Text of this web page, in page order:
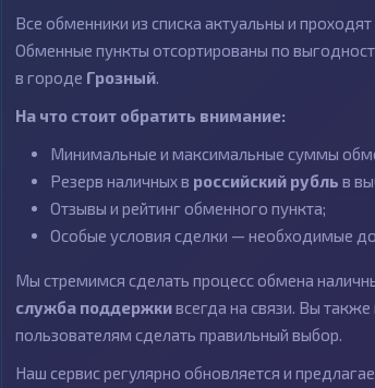
Все обменники из списка актуальны и
Обменные пункты отсортированы по
в городе Грозный.
На что стоит обратить внимание:
Минимальные и максимальные суммы
Резерв наличных в российский рубль в
Отзывы и рейтинг обменного пункта;
Особые условия сделки — необходимые
Мы стремимся сделать процесс обмена
служба поддержкивсегда на связи. Вы
пользователям сделать правильный выбор.
Наш сервис регулярно обновляется и